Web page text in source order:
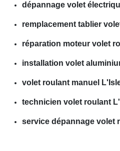
dépannage volet
remplacement tablier
réparation moteur volet
installation volet
volet roulant manuel
technicien volet roulant
service dépannage volet